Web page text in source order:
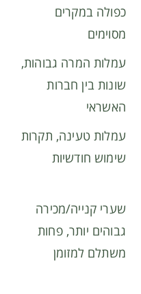
כפולה במקרים
מסוימים
עמלות המרה גבוהות,
שונות בין חברות
האשראי
עמלות טעינה, תקרות
שימוש חודשיות
שערי קנייה/מכירה
גבוהים יותר, פחות
משתלם למזומן